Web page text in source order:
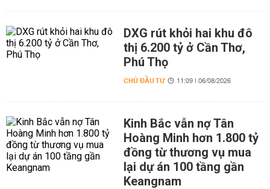
DXG rút khỏi hai khu đô
thị 6.200 tỷ ở Cần Thơ,
Phú Thọ
CHỦ ĐẦU TƯ 11:09 | 06/08/2026
Kinh Bắc vẫn nợ Tân
Hoàng Minh hơn 1.800 tỷ
đồng từ thương vụ mua
lại dự án 100 tầng gần
Keangnam